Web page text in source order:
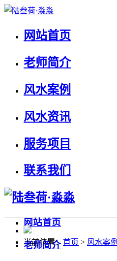
网站首页
老师简介
风水案例
风水资讯
服务项目
联系我们
网站首页
老师简介
当前位置： 首页 > 风水案例